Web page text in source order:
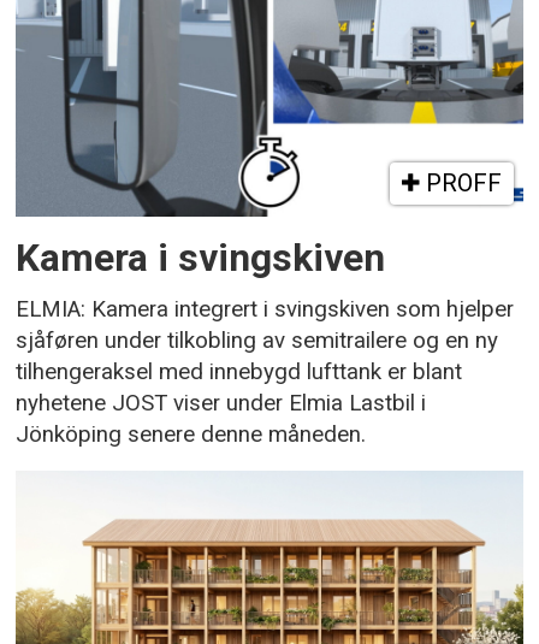
PROFF
Kamera i svingskiven
ELMIA: Kamera integrert i svingskiven som hjelper
sjåføren under tilkobling av semitrailere og en ny
tilhengeraksel med innebygd lufttank er blant
nyhetene JOST viser under Elmia Lastbil i
Jönköping senere denne måneden.